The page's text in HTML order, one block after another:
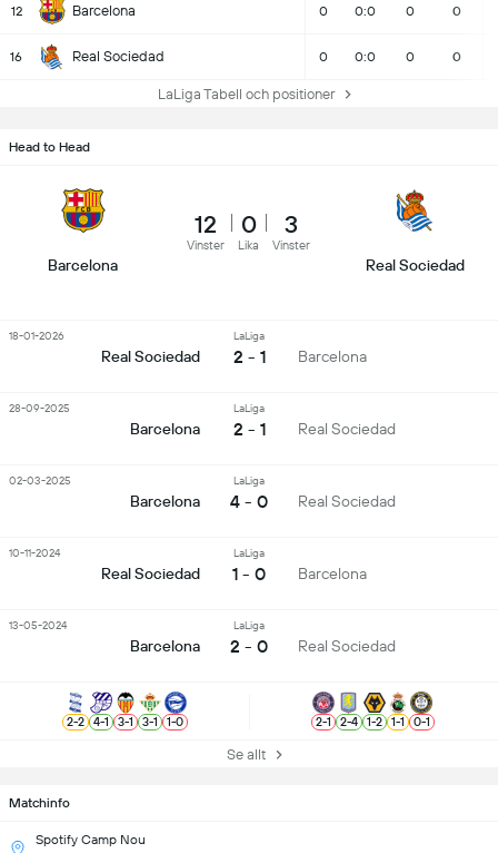
12 Barcelona 0 0:0 0 0
16 Real Sociedad 0 0:0 0 0
LaLiga Tabell och positioner
Matchinfo
Spotify Camp Nou
Head to Head
Barcelona
12
Vinster
0
Lika
3
Vinster
Real Sociedad
Real Sociedad
LaLiga
2 - 1 Barcelona
18-01-2026
Barcelona
LaLiga
2 - 1 Real Sociedad
28-09-2025
Barcelona
LaLiga
4 - 0 Real Sociedad
02-03-2025
Real Sociedad
LaLiga
1 - 0 Barcelona
10-11-2024
Barcelona
LaLiga
2 - 0 Real Sociedad
13-05-2024
2-2 4-1 3-1 3-1 1-0 2-1 2-4 1-2 1-1 0-1
Se allt